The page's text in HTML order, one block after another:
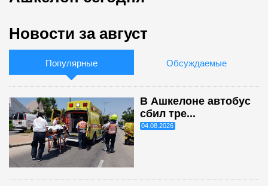
Новости за август
Популярные Обсуждаемые
В Ашкелоне автобус
сбил тре...
04.08.2026